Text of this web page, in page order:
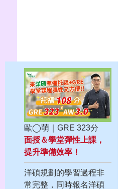
歐◯萌｜GRE 323分
面授＆學堂彈性上課，
提升準備效率！
洋碩規劃的學習過程非
常完整，同時報名洋碩